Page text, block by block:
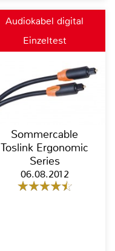
Audiokabel digital
Einzeltest
Sommercable
Toslink Ergonomic
Series
06.08.2012